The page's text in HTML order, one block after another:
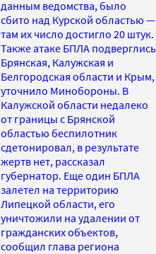
данным ведомства, было
сбито над Курской областью —
там их число достигло 20 штук.
Также атаке БПЛА подверглись
Брянская, Калужская и
Белгородская области и Крым,
уточнило Минобороны. В
Калужской области недалеко
от границы с Брянской
областью беспилотник
сдетонировал, в результате
жертв нет, рассказал
губернатор. Еще один БПЛА
залетел на территорию
Липецкой области, его
уничтожили на удалении от
гражданских объектов,
сообщил глава региона